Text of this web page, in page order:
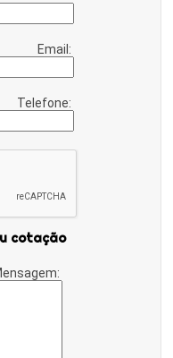
Email:
Telefone:
cotação